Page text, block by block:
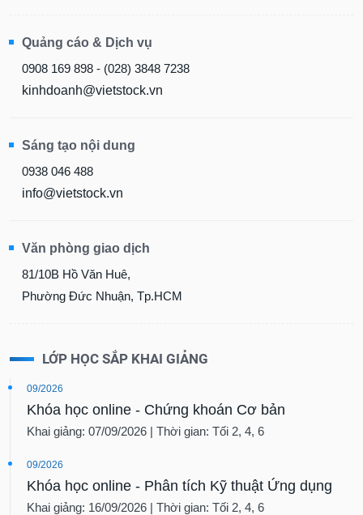
Quảng cáo & Dịch vụ
0908 169 898 - (028) 3848 7238
kinhdoanh@vietstock.vn
Sáng tạo nội dung
0938 046 488
info@vietstock.vn
Văn phòng giao dịch
81/10B Hồ Văn Huê,
Phường Đức Nhuận, Tp.HCM
LỚP HỌC SẮP KHAI GIẢNG
09/2026
Khóa học online - Chứng khoán Cơ bản
Khai giảng: 07/09/2026 | Thời gian: Tối 2, 4, 6
09/2026
Khóa học online - Phân tích Kỹ thuật Ứng dụng
Khai giảng: 16/09/2026 | Thời gian: Tối 2, 4, 6